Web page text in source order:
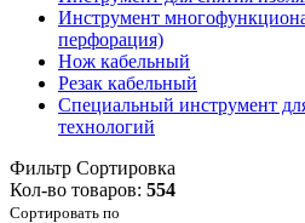
Инструмент
перфорация)
Нож кабельный
Резак кабельный
Специальный инструмент
технологий
Фильтр Сортировка
Кол-во товаров: 554
Сортировать по